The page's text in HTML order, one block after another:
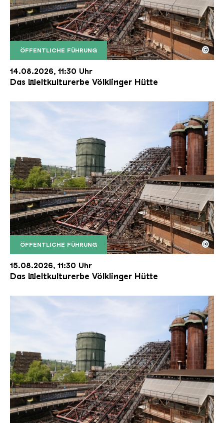
ÖFFENTLICHE FÜHRUNG
Der Erzschrägaufzug der Völklinger Hütte mit
Copyright: Weltkulturerbe Völklinger Hütte | Karl
©
14.08.2026, 11:30 Uhr
Das Weltkulturerbe Völklinger Hütte
ÖFFENTLICHE FÜHRUNG
Der Erzschrägaufzug der Völklinger Hütte mit
Copyright: Weltkulturerbe Völklinger Hütte | Karl
©
15.08.2026, 11:30 Uhr
Das Weltkulturerbe Völklinger Hütte